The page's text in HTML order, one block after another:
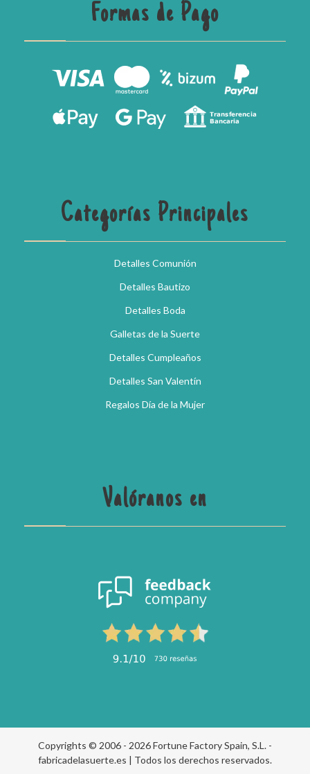
Formas de Pago
Categorías Principales
Detalles Comunión
Detalles Bautizo
Detalles Boda
Galletas de la Suerte
Detalles Cumpleaños
Detalles San Valentín
Regalos Día de la Mujer
Valóranos en
Copyrights © 2006 - 2026 Fortune Factory Spain, S.L. -
fabricadelasuerte.es | Todos los derechos reservados.